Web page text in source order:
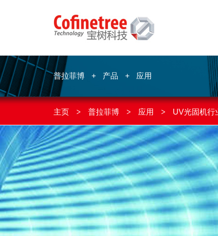
普拉菲博 + 产品 + 应用
主页 > 普拉菲博 > 应用 > UV光固机行